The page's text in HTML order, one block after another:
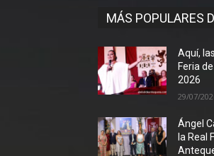
MÁS POPULARES
Aquí,
Feria
2026
29/07/
Ángel
la Real